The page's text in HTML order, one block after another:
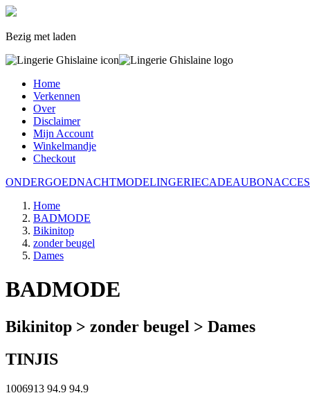
Bezig met laden
Home
Verkennen
Over
Disclaimer
Mijn Account
Winkelmandje
Checkout
ONDERGOEDNACHTMODELINGERIECADEAUBON
Home
BADMODE
Bikinitop
zonder beugel
Dames
BADMODE
Bikinitop > zonder beugel > Dames
TINJIS
1006913 94.9 94.9